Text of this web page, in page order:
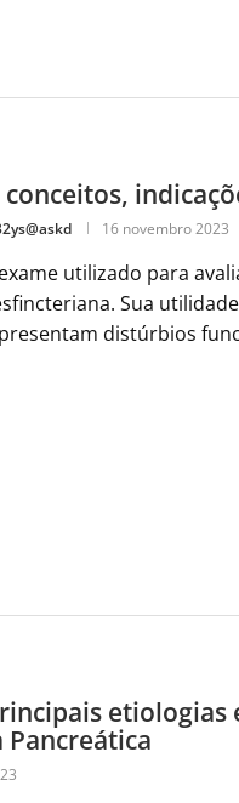
16 novembro 2023
utilizado para
Sua
distúrbios
etiologias
Pancreática